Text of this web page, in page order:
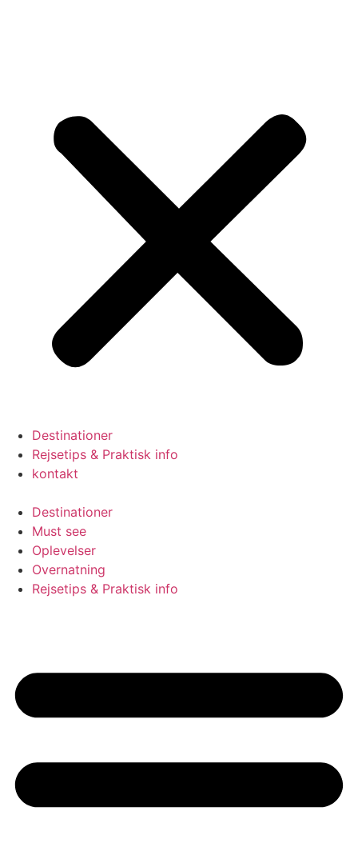
Destinationer
Rejsetips & Praktisk info
kontakt
Destinationer
Must see
Oplevelser
Overnatning
Rejsetips & Praktisk info